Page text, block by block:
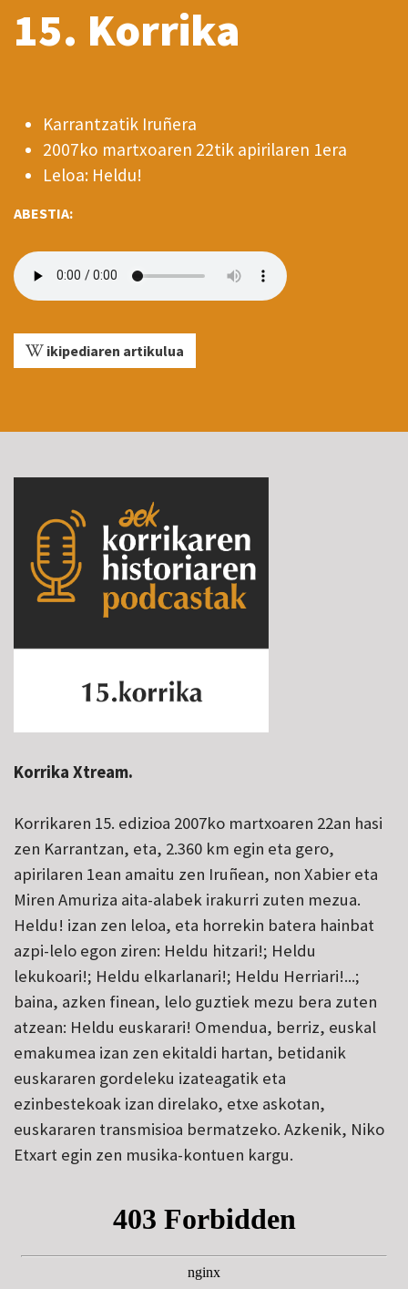
15. Korrika
Karrantzatik Iruñera
2007ko martxoaren 22tik apirilaren 1era
Leloa: Heldu!
ABESTIA:
ikipediaren artikulua
Korrika Xtream.
Korrikaren 15. edizioa 2007ko martxoaren 22an hasi
zen Karrantzan, eta, 2.360 km egin eta gero,
apirilaren 1ean amaitu zen Iruñean, non Xabier eta
Miren Amuriza aita-alabek irakurri zuten mezua.
Heldu! izan zen leloa, eta horrekin batera hainbat
azpi-lelo egon ziren: Heldu hitzari!; Heldu
lekukoari!; Heldu elkarlanari!; Heldu Herriari!...;
baina, azken finean, lelo guztiek mezu bera zuten
atzean: Heldu euskarari! Omendua, berriz, euskal
emakumea izan zen ekitaldi hartan, betidanik
euskararen gordeleku izateagatik eta
ezinbestekoak izan direlako, etxe askotan,
euskararen transmisioa bermatzeko. Azkenik, Niko
Etxart egin zen musika-kontuen kargu.